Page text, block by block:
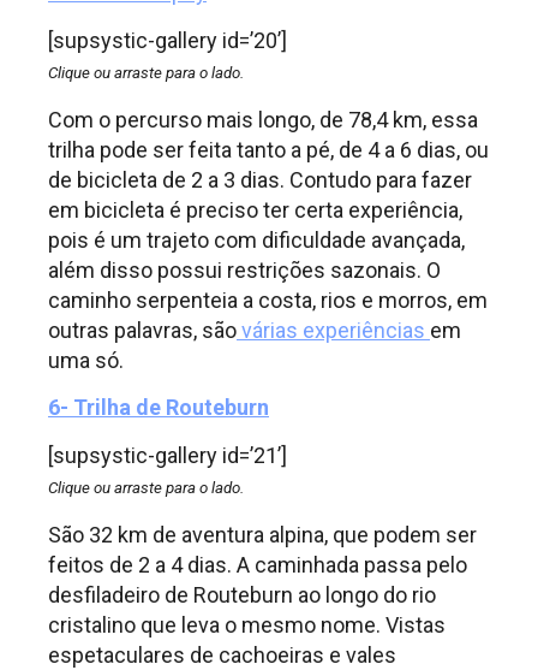
[supsystic-gallery id=’20’]
Clique ou arraste para o lado.
Com o percurso mais longo, de 78,4 km, essa
trilha pode ser feita tanto a pé, de 4 a 6 dias, ou
de bicicleta de 2 a 3 dias. Contudo para fazer
em bicicleta é preciso ter certa experiência,
pois é um trajeto com dificuldade avançada,
além disso possui restrições sazonais. O
caminho serpenteia a costa, rios e morros, em
outras palavras, sãovárias experiências em
uma só.
6- Trilha de Routeburn
[supsystic-gallery id=’21’]
Clique ou arraste para o lado.
São 32 km de aventura alpina, que podem ser
feitos de 2 a 4 dias. A caminhada passa pelo
desfiladeiro de Routeburn ao longo do rio
cristalino que leva o mesmo nome. Vistas
espetaculares de cachoeiras e vales